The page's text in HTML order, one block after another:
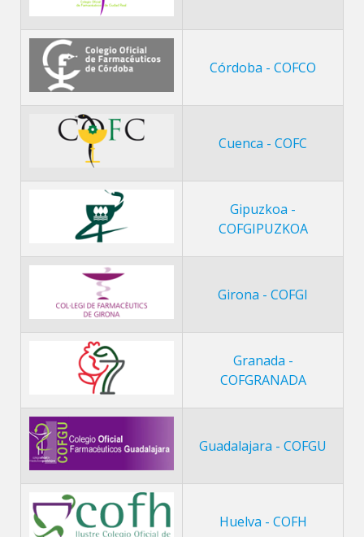
Córdoba - COFCO
Cuenca - COFC
Gipuzkoa -
COFGIPUZKOA
Girona - COFGI
Granada -
COFGRANADA
Guadalajara - COFGU
Huelva - COFH